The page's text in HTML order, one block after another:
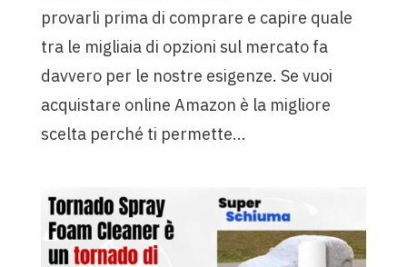
provarli prima di comprare e capire quale
tra le migliaia di opzioni sul mercato fa
davvero per le nostre esigenze. Se vuoi
acquistare online Amazon è la migliore
scelta perché ti permette...